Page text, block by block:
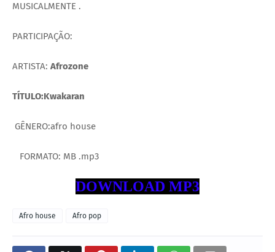
MUSICALMENTE .
PARTICIPAÇÃO:
ARTISTA: Afrozone
TÍTULO:Kwakaran
GÊNERO:afro house
FORMATO: MB .mp3
DOWNLOAD MP3
Afro house Afro pop